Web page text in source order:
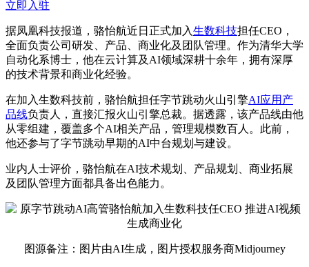
立即入驻
据凤凰科技报道，骆怡航近日正式加入生数科技担任CEO，
全面负责公司研发、产品、商业化及团队管理。作为清华大学
自动化系博士，他在云计算及AI领域深耕十余年，拥有深厚
的技术背景和商业化经验。
在加入生数科技前，骆怡航担任字节跳动火山引擎AI应用产
品线负责人，直接汇报火山引擎总裁。据透露，该产品线由他
从零组建，覆盖多个AI相关产品，管理规模数百人。此前，
他还参与了字节跳动早期的AI中台规划与建设。
业内人士评价，骆怡航在AI技术规划、产品规划、商业拓展
及团队管理方面都具备出色能力。
图源备注：图片由AI生成，图片授权服务商Midjourney